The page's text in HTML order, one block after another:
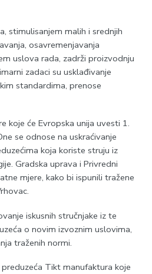
stimulisanjem malih i srednjih
osavremenjavanja
uslova rada, zadrži proizvodnju
zadaci su usklađivanje
standardima, prenose
koje će Evropska unija uvesti 1.
se odnose na uskraćivanje
koja koriste struju iz
Gradska uprava i Privredni
mjere, kako bi ispunili tražene
iskusnih stručnjake iz te
o novim izvoznim uslovima,
traženih normi.
Tikt manufaktura koje